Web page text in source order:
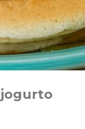
jogurto